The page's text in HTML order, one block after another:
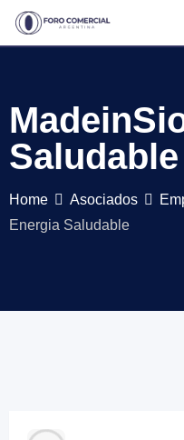
Skip
Saludable
Home Asociados
Energia Saludable